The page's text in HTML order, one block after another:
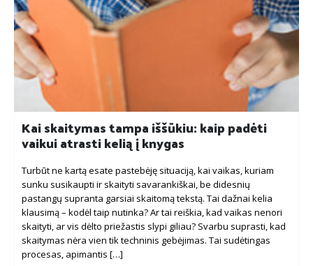
Kai skaitymas tampa iššūkiu: kaip padėti
vaikui atrasti kelią į knygas
Turbūt ne kartą esate pastebėję situaciją, kai vaikas, kuriam
sunku susikaupti ir skaityti savarankiškai, be didesnių
pastangų supranta garsiai skaitomą tekstą. Tai dažnai kelia
klausimą – kodėl taip nutinka? Ar tai reiškia, kad vaikas nenori
skaityti, ar vis dėlto priežastis slypi giliau? Svarbu suprasti, kad
skaitymas nėra vien tik techninis gebėjimas. Tai sudėtingas
procesas, apimantis […]